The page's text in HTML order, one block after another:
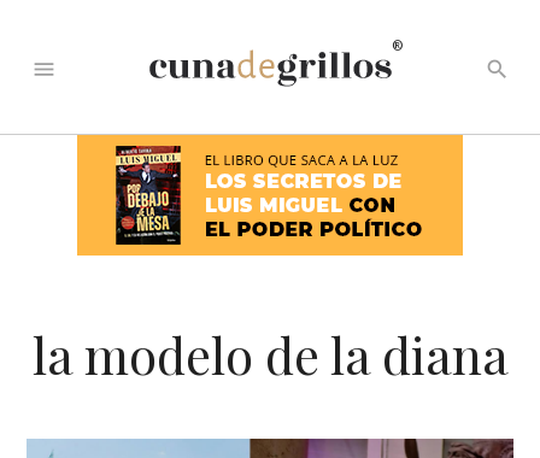
menu
®
search
la modelo de la diana